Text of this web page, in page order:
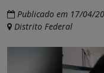
Publicado em 17/04/
Distrito Federal